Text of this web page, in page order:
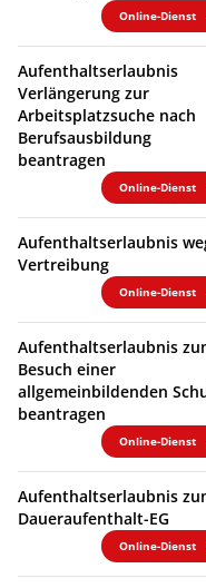
Online-Dienst
Aufenthaltserlaubnis
Verlängerung zur
Arbeitsplatzsuche nach
Berufsausbildung
beantragen
Online-Dienst
Aufenthaltserlaubnis
Vertreibung
Online-Dienst
Aufenthaltserlaubnis
Besuch einer
allgemeinbildenden
beantragen
Online-Dienst
Aufenthaltserlaubnis
Daueraufenthalt-EG
Online-Dienst